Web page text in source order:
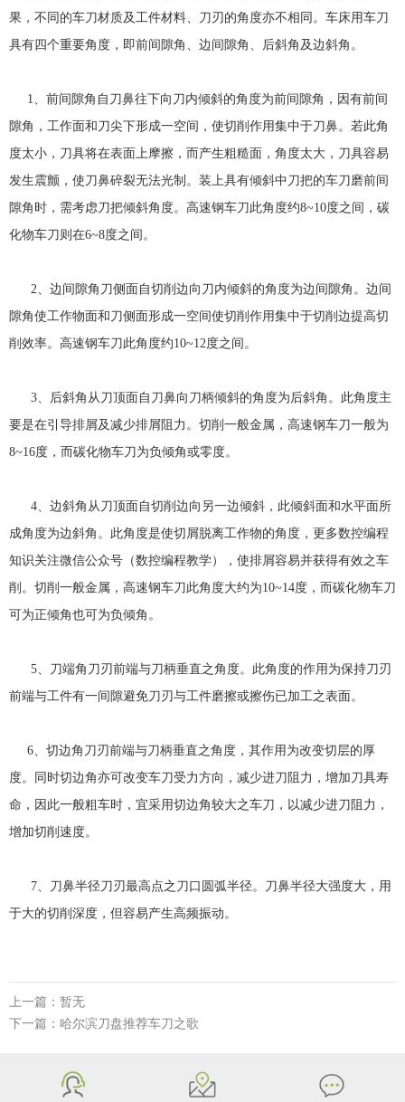
果，不同的车刀材质及工件材料、刀刃的角度亦不相同。车床用车刀
具有四个重要角度，即前间隙角、边间隙角、后斜角及边斜角。
1、前间隙角自刀鼻往下向刀内倾斜的角度为前间隙角，因有前间
隙角，工作面和刀尖下形成一空间，使切削作用集中于刀鼻。若此角
度太小，刀具将在表面上摩擦，而产生粗糙面，角度太大，刀具容易
发生震颤，使刀鼻碎裂无法光制。装上具有倾斜中刀把的车刀磨前间
隙角时，需考虑刀把倾斜角度。高速钢车刀此角度约8~10度之间，碳
化物车刀则在6~8度之间。
2、边间隙角刀侧面自切削边向刀内倾斜的角度为边间隙角。边间
隙角使工作物面和刀侧面形成一空间使切削作用集中于切削边提高切
削效率。高速钢车刀此角度约10~12度之间。
3、后斜角从刀顶面自刀鼻向刀柄倾斜的角度为后斜角。此角度主
要是在引导排屑及减少排屑阻力。切削一般金属，高速钢车刀一般为
8~16度，而碳化物车刀为负倾角或零度。
4、边斜角从刀顶面自切削边向另一边倾斜，此倾斜面和水平面所
成角度为边斜角。此角度是使切屑脱离工作物的角度，更多数控编程
知识关注微信公众号（数控编程教学），使排屑容易并获得有效之车
削。切削一般金属，高速钢车刀此角度大约为10~14度，而碳化物车刀
可为正倾角也可为负倾角。
5、刀端角刀刃前端与刀柄垂直之角度。此角度的作用为保持刀刃
前端与工件有一间隙避免刀刃与工件磨擦或擦伤已加工之表面。
6、切边角刀刃前端与刀柄垂直之角度，其作用为改变切层的厚
度。同时切边角亦可改变车刀受力方向，减少进刀阻力，增加刀具寿
命，因此一般粗车时，宜采用切边角较大之车刀，以减少进刀阻力，
增加切削速度。
7、刀鼻半径刀刃最高点之刀口圆弧半径。刀鼻半径大强度大，用
于大的切削深度，但容易产生高频振动。
上一篇：暂无
下一篇：哈尔滨刀盘推荐车刀之歌